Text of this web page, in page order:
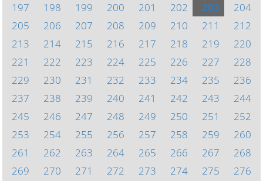
197
198 199 200 201 202 203
204
205
206 207 208 209 210 211
212
213
214 215 216 217 218 219
220
221
222 223 224 225 226 227
228
229
230 231 232 233 234 235
236
237
238 239 240 241 242 243
244
245
246 247 248 249 250 251
252
253
254 255 256 257 258 259
260
261
262 263 264 265 266 267
268
269
270 271 272 273 274 275
276